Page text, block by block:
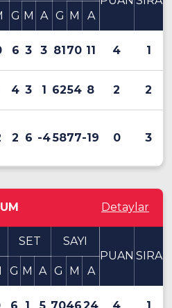
G M A G M A
6 3 3 8170 11 4 1
4 3 1 6254 8 2 2
2 6 -45877-19 0 3
Detaylar
SET
SAYI
PUAN SIRA
G M A G M A